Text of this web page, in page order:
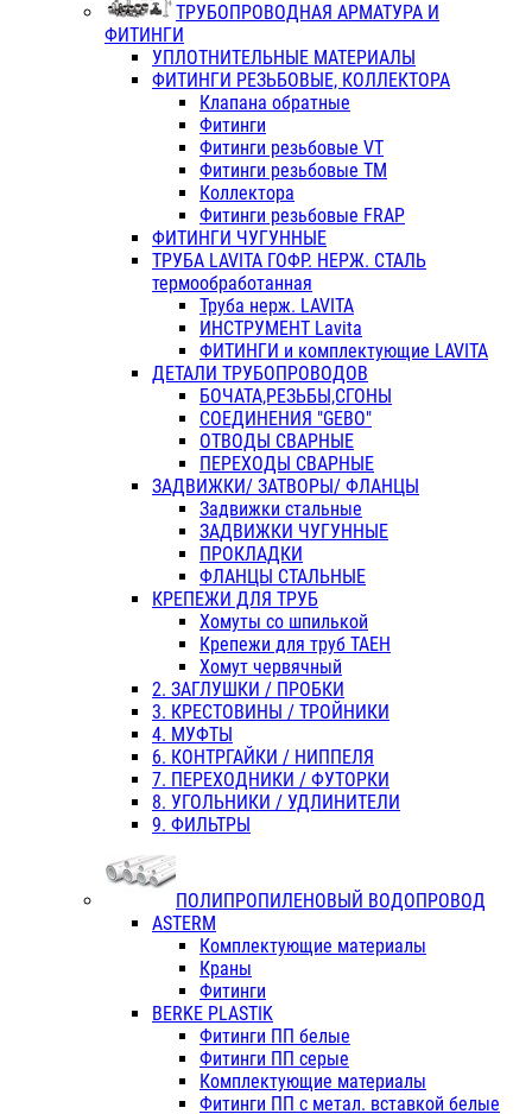
ТРУБОПРОВОДНАЯ АРМАТУРА И
ФИТИНГИ
УПЛОТНИТЕЛЬНЫЕ МАТЕРИАЛЫ
ФИТИНГИ РЕЗЬБОВЫЕ, КОЛЛЕКТОРА
Клапана обратные
Фитинги
Фитинги резьбовые VT
Фитинги резьбовые ТМ
Коллектора
Фитинги резьбовые FRAP
ФИТИНГИ ЧУГУННЫЕ
ТРУБА LAVITA ГОФР. НЕРЖ. СТАЛЬ
термообработанная
Труба нерж. LAVITA
ИНСТРУМЕНТ Lavita
ФИТИНГИ и комплектующие LAVITA
ДЕТАЛИ ТРУБОПРОВОДОВ
БОЧАТА,РЕЗЬБЫ,СГОНЫ
СОЕДИНЕНИЯ "GEBO"
ОТВОДЫ СВАРНЫЕ
ПЕРЕХОДЫ СВАРНЫЕ
ЗАДВИЖКИ/ ЗАТВОРЫ/ ФЛАНЦЫ
Задвижки стальные
ЗАДВИЖКИ ЧУГУННЫЕ
ПРОКЛАДКИ
ФЛАНЦЫ СТАЛЬНЫЕ
КРЕПЕЖИ ДЛЯ ТРУБ
Хомуты со шпилькой
Крепежи для труб ТАЕН
Хомут червячный
2. ЗАГЛУШКИ / ПРОБКИ
3. КРЕСТОВИНЫ / ТРОЙНИКИ
4. МУФТЫ
6. КОНТРГАЙКИ / НИППЕЛЯ
7. ПЕРЕХОДНИКИ / ФУТОРКИ
8. УГОЛЬНИКИ / УДЛИНИТЕЛИ
9. ФИЛЬТРЫ
ПОЛИПРОПИЛЕНОВЫЙ ВОДОПРОВОД
ASTERM
Комплектующие материалы
Краны
Фитинги
BERKE PLASTIK
Фитинги ПП белые
Фитинги ПП серые
Комплектующие материалы
Фитинги ПП с метал. вставкой белые